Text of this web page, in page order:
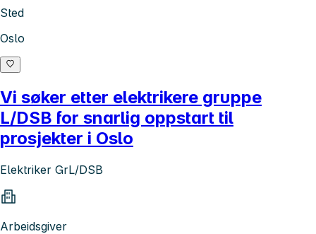
Sted
Oslo
Vi søker etter elektrikere gruppe
L/DSB for snarlig oppstart til
prosjekter i Oslo
Elektriker GrL/DSB
Arbeidsgiver